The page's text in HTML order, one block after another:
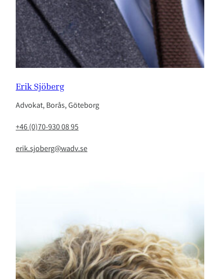
Erik Sjöberg
Advokat, Borås, Göteborg
+46 (0)70-930 08 95
erik.sjoberg@wadv.se